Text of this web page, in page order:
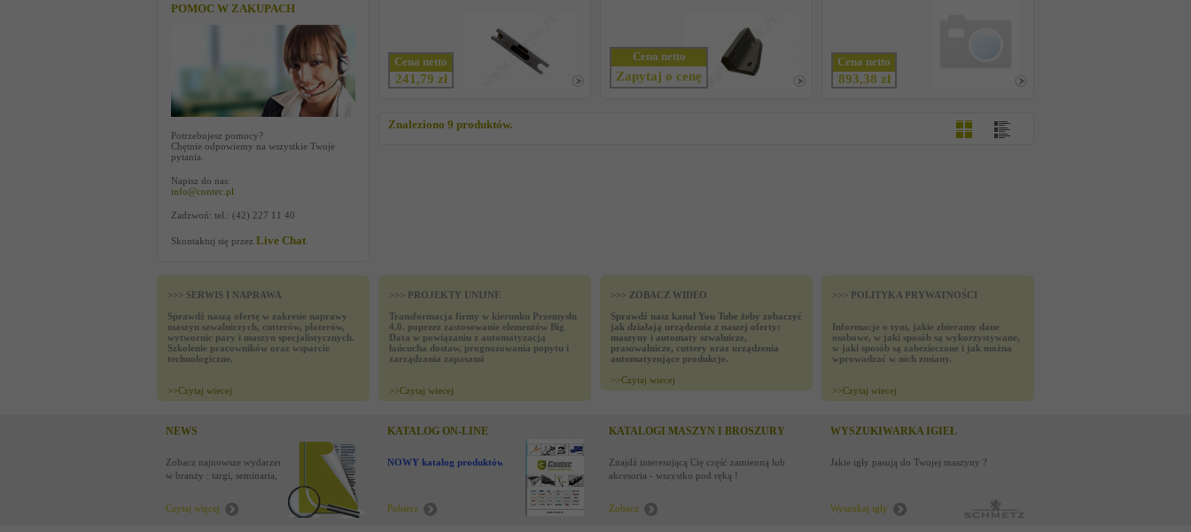
POMOC W ZAKUPACH
Potrzebujesz pomocy?
Chętnie odpowiemy na wszystkie Twoje
pytania.
Napisz do nas:
info@contec.pl
Zadzwoń: tel.: (42) 227 11 40
Skontaktuj się przez Live Chat
Cena netto
241,79 zł
Cena netto
Zapytaj o cenę
Cena netto
893,38 zł
Znaleziono 9 produktów.
>>> SERWIS I NAPRAWA
Sprawdź naszą ofertę w zakresie naprawy
maszyn szwalniczych, cutterów, ploterów,
wytwornic pary i maszyn specjalistycznych.
Szkolenie pracowników oraz wsparcie
technologiczne.
>>Czytaj wiecej
>>> PROJEKTY UNIJNE
Transformacja firmy w kierunku Przemysłu
4.0. poprzez zastosowanie elementów Big
Data w powiązaniu z automatyzacją
łańcucha dostaw, prognozowania popytu i
zarządzania zapasami
>>Czytaj wiecej
>>> ZOBACZ WIDEO
Sprawdź nasz kanał You Tube żeby zobaczyć
jak działają urządzenia z naszej oferty:
maszyny i automaty szwalnicze,
prasowalnicze, cuttery oraz urządzenia
automatyzujące produkcje.
>>Czytaj wiecej
>>> POLITYKA PRYWATNOŚCI
Informacje o tym, jakie zbieramy dane
osobowe, w jaki sposób są wykorzystywane,
w jaki sposób są zabezieczone i jak można
wprowadzać w nich zmiany.
>>Czytaj wiecej
NEWS
Zobacz najnowsze wydarzenia
w branży : targi, seminaria,
Czytaj więcej
KATALOG ON-LINE
NOWY katalog produktów !
Pobierz
KATALOGI MASZYN I BROSZURY
Znajdź interesującą Cię część zamienną lub
akcesoria - wszystko pod ręką !
Zobacz
WYSZUKIWARKA IGIEŁ
Jakie igły pasują do Twojej maszyny ?
Wyszukaj igły